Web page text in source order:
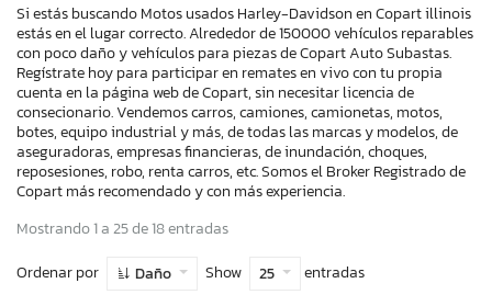
Si estás buscando Motos usados Harley-Davidson en Copart illinois
estás en el lugar correcto. Alrededor de 150000 vehículos reparables
con poco daño y vehículos para piezas de Copart Auto Subastas.
Regístrate hoy para participar en remates en vivo con tu propia
cuenta en la página web de Copart, sin necesitar licencia de
consecionario. Vendemos carros, camiones, camionetas, motos,
botes, equipo industrial y más, de todas las marcas y modelos, de
aseguradoras, empresas financieras, de inundación, choques,
reposesiones, robo, renta carros, etc. Somos el Broker Registrado de
Copart más recomendado y con más experiencia.
Mostrando 1 a 25 de 18 entradas
Ordenar por
Daño Show 25 entradas